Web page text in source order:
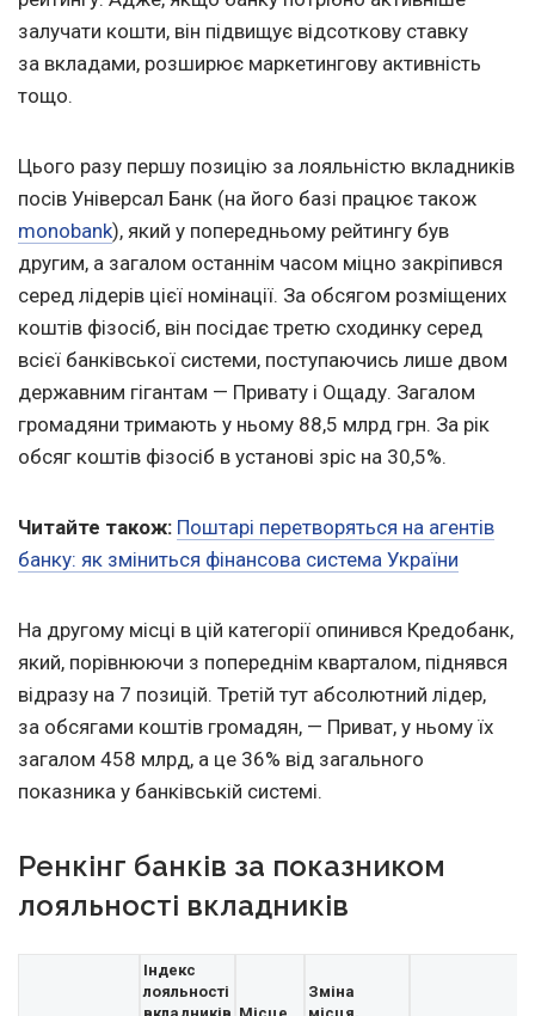
залучати кошти, він підвищує відсоткову ставку
за вкладами, розширює маркетингову активність
тощо.
Цього разу першу позицію за лояльністю вкладників
посів Універсал Банк (на його базі працює також
monobank), який у попередньому рейтингу був
другим, а загалом останнім часом міцно закріпився
серед лідерів цієї номінації. За обсягом розміщених
коштів фізосіб, він посідає третю сходинку серед
всієї банківської системи, поступаючись лише двом
державним гігантам — Привату і Ощаду. Загалом
громадяни тримають у ньому 88,5 млрд грн. За рік
обсяг коштів фізосіб в установі зріс на 30,5%.
Читайте також: Поштарі перетворяться на агентів
банку: як зміниться фінансова система України
На другому місці в цій категорії опинився Кредобанк,
який, порівнюючи з попереднім кварталом, піднявся
відразу на 7 позицій. Третій тут абсолютний лідер,
за обсягами коштів громадян, — Приват, у ньому їх
загалом 458 млрд, а це 36% від загального
показника у банківській системі.
Ренкінг банків за показником
лояльності вкладників
Індекс
лояльності
Зміна